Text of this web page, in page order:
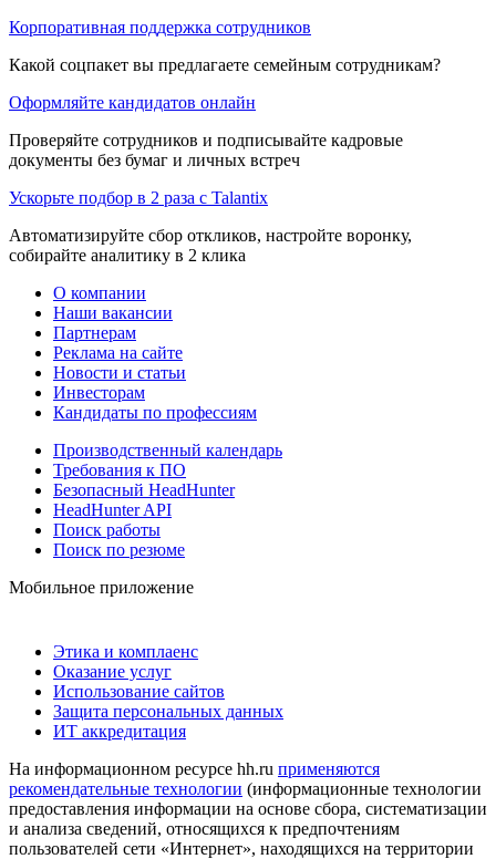
Корпоративная поддержка сотрудников
Какой соцпакет вы предлагаете семейным сотрудникам?
Оформляйте кандидатов онлайн
Проверяйте сотрудников и подписывайте кадровые
документы без бумаг и личных встреч
Ускорьте подбор в 2 раза с Talantix
Автоматизируйте сбор откликов, настройте воронку,
собирайте аналитику в 2 клика
О компании
Наши вакансии
Партнерам
Реклама на сайте
Новости и статьи
Инвесторам
Кандидаты по профессиям
Производственный календарь
Требования к ПО
Безопасный HeadHunter
HeadHunter API
Поиск работы
Поиск по резюме
Мобильное приложение
Этика и комплаенс
Оказание услуг
Использование сайтов
Защита персональных данных
ИТ аккредитация
На информационном ресурсе hh.ru применяются
рекомендательные технологии (информационные технологии
предоставления информации на основе сбора, систематизации
и анализа сведений, относящихся к предпочтениям
пользователей сети «Интернет», находящихся на территории